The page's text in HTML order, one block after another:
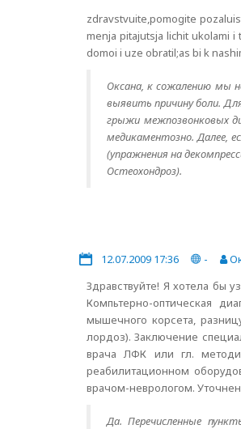
zdravstvuite,pomogite
menja pitajutsja lichit ukolami
domoi i uze obratil;as bi k
Оксана, к сожалению мы
выявить причину боли.
грыжи межпозвонковых
медикаментозно. Далее,
(упражнения на
Остеохондроз).
12.07.2009 17:36 -
Здравствуйте! Я хотела бы
Компьтерно-оптическая
мышечного корсета,
лордоз). Заключение
врача ЛФК или гл.
реабилитационном
врачом-неврологом.
Да. Перечисленные